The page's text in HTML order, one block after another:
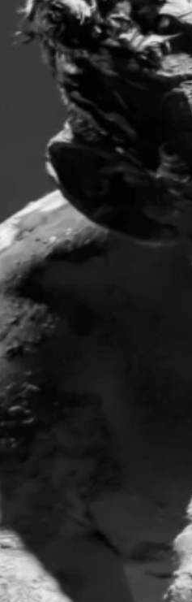
Credits
Künstlerische Leitung/Regie
Sebas­tian Zuber
Regie und Produktionsassistenz
Szenografie
Zana Bosnjak
Tanz
Sebas­tian Zuber
Musikkomposition
Multimedia Mapping
Multimedia
Laureen Mohr
Bildcredit
Moritz Willenegger
weitere Informationen
Linktree Sebastian Zuber